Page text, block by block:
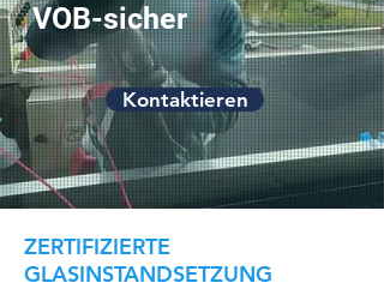
VOB-sicher
Kontaktieren
ZERTIFIZIERTE
GLASINSTANDSETZUNG